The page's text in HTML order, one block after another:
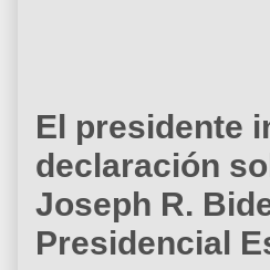
El presidente
declaración
Joseph R.
Presidencial